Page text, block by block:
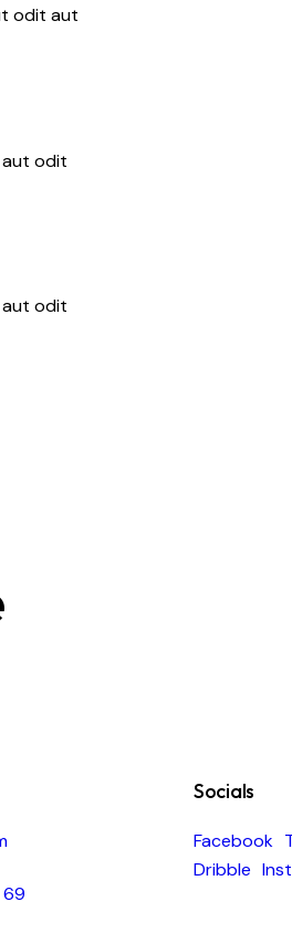
odit aut
aut odit
aut odit
69
Socials
Facebook
Dribble